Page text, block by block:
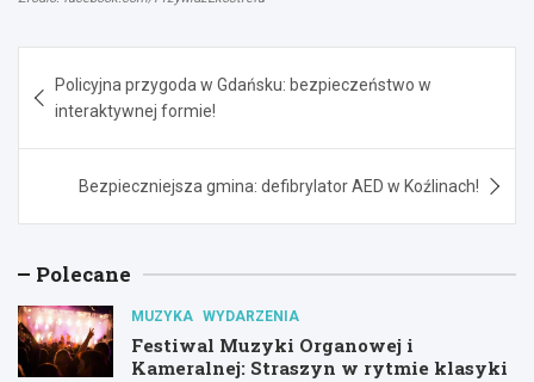
wpisu
Policyjna przygoda w Gdańsku: bezpieczeństwo w
interaktywnej formie!
Bezpieczniejsza gmina: defibrylator AED w Koźlinach!
Polecane
MUZYKA WYDARZENIA
Festiwal Muzyki Organowej i
Kameralnej: Straszyn w rytmie klasyki